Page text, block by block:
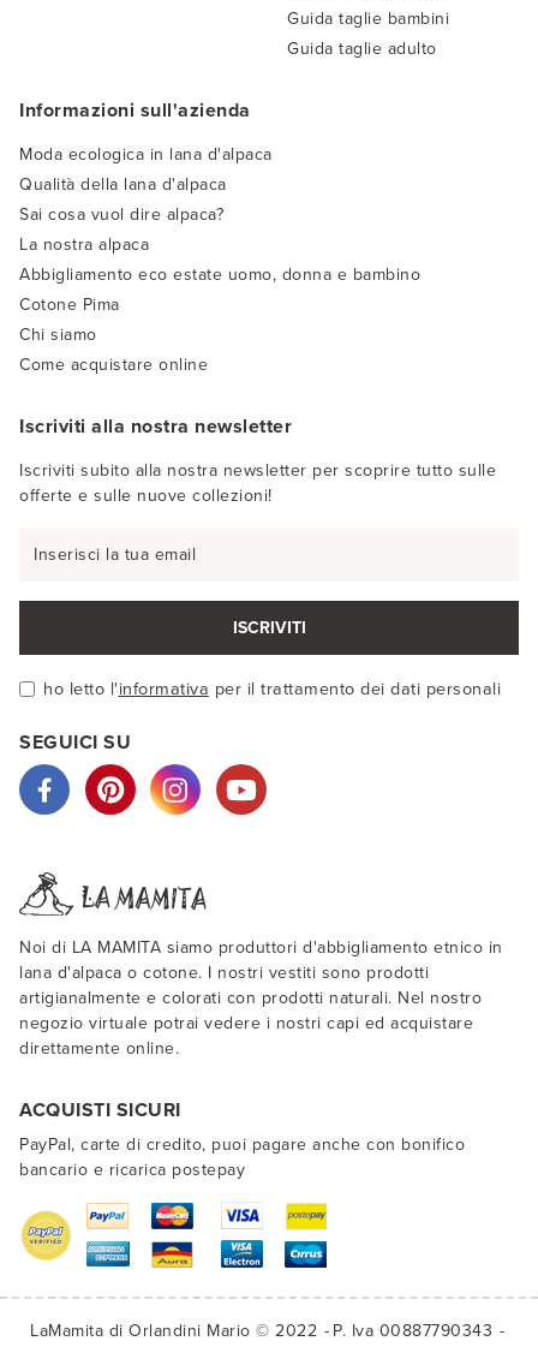
Informazioni sull'azienda
Moda ecologica in lana d'alpaca
Qualità della lana d'alpaca
Sai cosa vuol dire alpaca?
La nostra alpaca
Abbigliamento eco estate uomo, donna e bambino
Cotone Pima
Chi siamo
Come acquistare online
Guida taglie bambini
Guida taglie adulto
Iscriviti alla nostra newsletter
Iscriviti subito alla nostra newsletter per scoprire tutto sulle
offerte e sulle nuove collezioni!
ISCRIVITI
ho letto l'informativa per il trattamento dei dati personali
SEGUICI SU
Noi di LA MAMITA siamo produttori d'abbigliamento etnico in
lana d'alpaca o cotone. I nostri vestiti sono prodotti
artigianalmente e colorati con prodotti naturali. Nel nostro
negozio virtuale potrai vedere i nostri capi ed acquistare
direttamente online.
ACQUISTI SICURI
PayPal, carte di credito, puoi pagare anche con bonifico
bancario e ricarica postepay
LaMamita di Orlandini Mario © 2022
P. Iva 00887790343